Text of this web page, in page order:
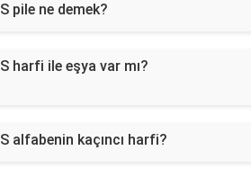
S pile ne demek?
S harfi ile eşya var mı?
S alfabenin kaçıncı harfi?